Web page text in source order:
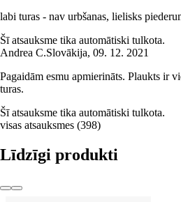
labi turas - nav urbšanas, lielisks
Šī atsauksme tika automātiski tulkota.
Andrea C.Slovākija, 09. 12. 2021
Pagaidām esmu apmierināts. Plaukts ir
turas.
Šī atsauksme tika automātiski tulkota.
visas atsauksmes (398)
Līdzīgi produkti